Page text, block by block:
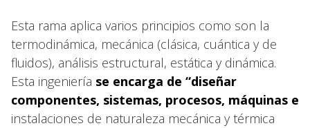
Esta rama aplica varios principios como son la
termodinámica, mecánica (clásica, cuántica y de
fluidos), análisis estructural, estática y dinámica.
Esta ingeniería se encarga de “diseñar
componentes, sistemas, procesos, máquinas e
instalaciones de naturaleza mecánica y térmica